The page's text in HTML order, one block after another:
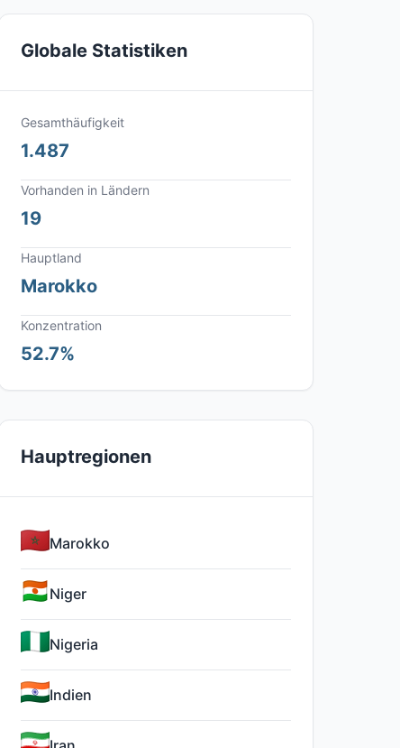
Globale Statistiken
Gesamthäufigkeit
1.487
Vorhanden in Ländern
19
Hauptland
Marokko
Konzentration
52.7%
Hauptregionen
Marokko
Niger
Nigeria
Indien